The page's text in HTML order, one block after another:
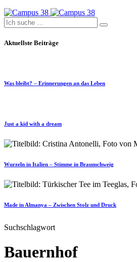
Aktuellste Beiträge
Was bleibt? – Erinnerungen an das Leben
Just a kid with a dream
Wurzeln in Italien – Stimme in Braunschweig
Made in Almanya – Zwischen Stolz und Druck
Suchschlagwort
Bauernhof